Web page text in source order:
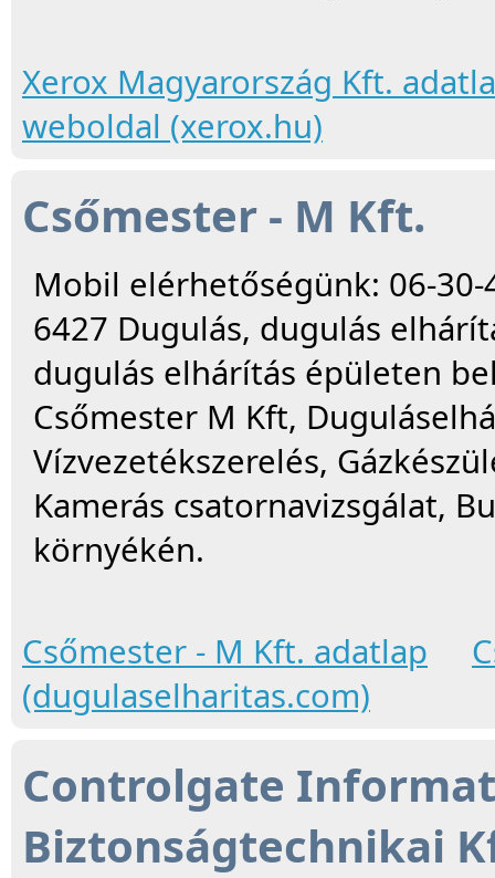
Xerox Magyarország Kft.
weboldal (xerox.hu)
Csőmester - M Kft.
Mobil elérhetőségünk: 06-30-
6427 Dugulás, dugulás
dugulás elhárítás épületen
Csőmester M Kft,
Vízvezetékszerelés,
Kamerás csatornavizsgálat,
környékén.
Csőmester - M Kft. adatlap
(dugulaselharitas.com)
Controlgate
Biztonságtechnikai